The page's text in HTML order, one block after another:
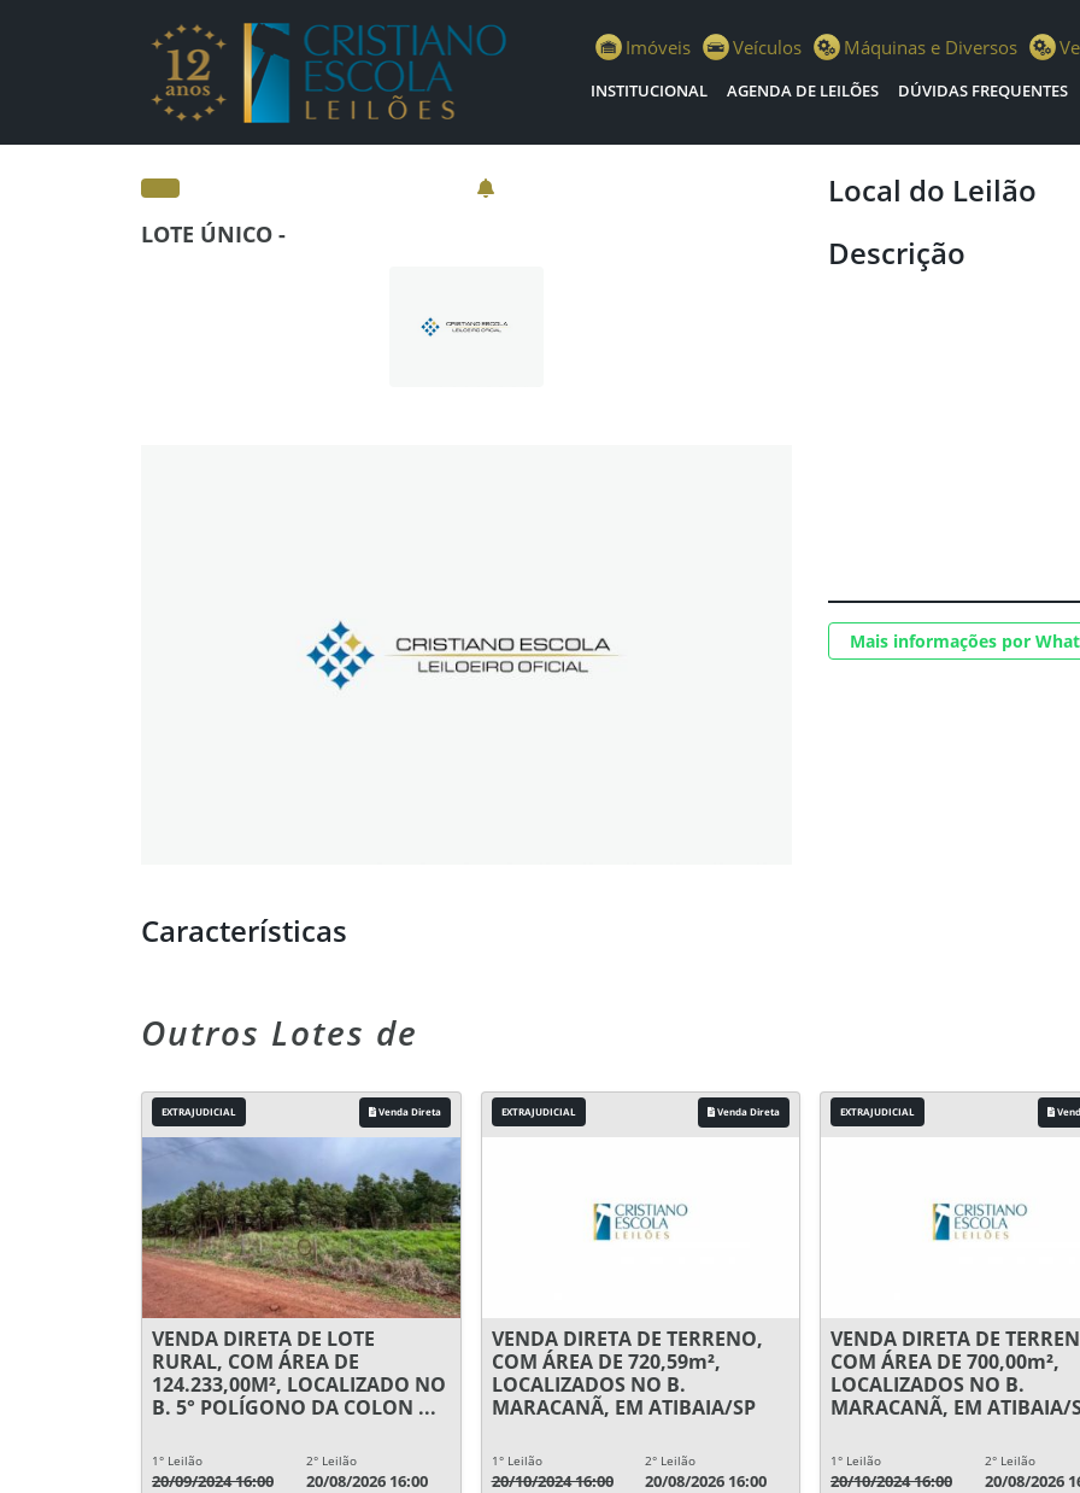
Imóveis Veículos Máquinas e Diversos
INSTITUCIONAL AGENDA DE LEILÕES DÚVIDAS FREQUENTES
LOTE ÚNICO -
Características
Local do Leilão
Descrição
Mais informações por
Outros Lotes de
EXTRAJUDICIAL Venda Direta
VENDA DIRETA DE LOTE
RURAL, COM ÁREA DE
124.233,00M², LOCALIZADO NO
B. 5° POLÍGONO DA COLON ...
1° Leilão
20/09/2024 16:00
2° Leilão
20/08/2026 16:00
EXTRAJUDICIAL Venda Direta
VENDA DIRETA DE TERRENO,
COM ÁREA DE 720,59m²,
LOCALIZADOS NO B.
MARACANÃ, EM ATIBAIA/SP
1° Leilão
20/10/2024 16:00
2° Leilão
20/08/2026 16:00
EXTRAJUDICIAL
VENDA DIRETA DE
COM ÁREA DE 700,00m²,
LOCALIZADOS NO B.
MARACANÃ, EM ATIBAIA/
1° Leilão
20/10/2024 16:00
2° Leilão
20/08/2026